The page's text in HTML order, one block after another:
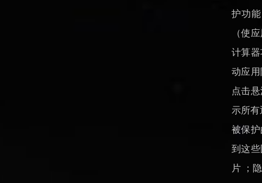
护功
（使
计算
动应
点击
示所
被保
到这
片 ；